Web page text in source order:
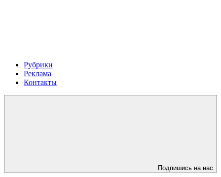
Рубрики
Реклама
Контакты
Подпишись на нас